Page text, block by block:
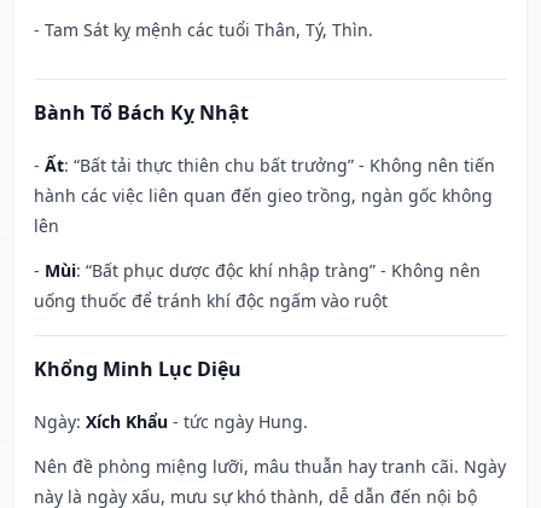
- Tam Sát kỵ mệnh các tuổi Thân, Tý, Thìn.
Bành Tổ Bách Kỵ Nhật
- Ất: “Bất tải thực thiên chu bất trưởng” - Không nên tiến
hành các việc liên quan đến gieo trồng, ngàn gốc không
lên
- Mùi: “Bất phục dược độc khí nhập tràng” - Không nên
uống thuốc để tránh khí độc ngấm vào ruột
Khổng Minh Lục Diệu
Ngày: Xích Khẩu - tức ngày Hung.
Nên đề phòng miệng lưỡi, mâu thuẫn hay tranh cãi. Ngày
này là ngày xấu, mưu sự khó thành, dễ dẫn đến nội bộ